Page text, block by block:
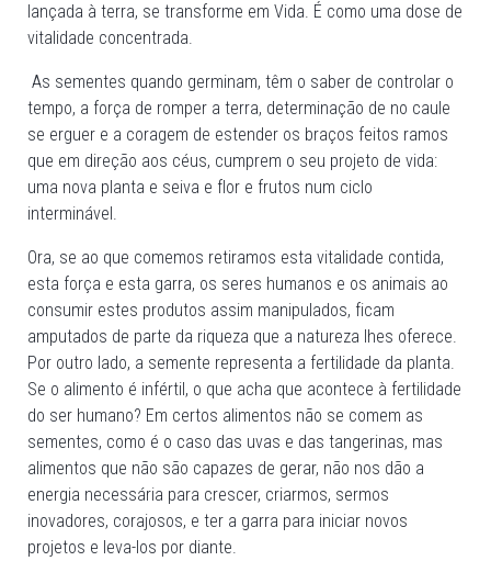
lançada à terra, se transforme em Vida. É como uma dose de
vitalidade concentrada.
As sementes quando germinam, têm o saber de controlar o
tempo, a força de romper a terra, determinação de no caule
se erguer e a coragem de estender os braços feitos ramos
que em direção aos céus, cumprem o seu projeto de vida:
uma nova planta e seiva e flor e frutos num ciclo
interminável.
Ora, se ao que comemos retiramos esta vitalidade contida,
esta força e esta garra, os seres humanos e os animais ao
consumir estes produtos assim manipulados, ficam
amputados de parte da riqueza que a natureza lhes oferece.
Por outro lado, a semente representa a fertilidade da planta.
Se o alimento é infértil, o que acha que acontece à fertilidade
do ser humano? Em certos alimentos não se comem as
sementes, como é o caso das uvas e das tangerinas, mas
alimentos que não são capazes de gerar, não nos dão a
energia necessária para crescer, criarmos, sermos
inovadores, corajosos, e ter a garra para iniciar novos
projetos e leva-los por diante.